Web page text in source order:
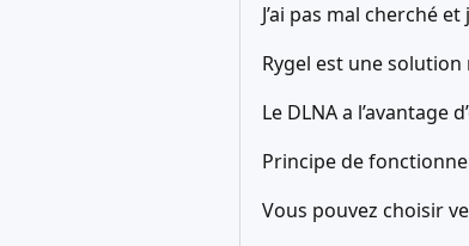
J’ai pas mal cherché
Rygel est une
Le DLNA a
Principe de
Vous pouvez choisir